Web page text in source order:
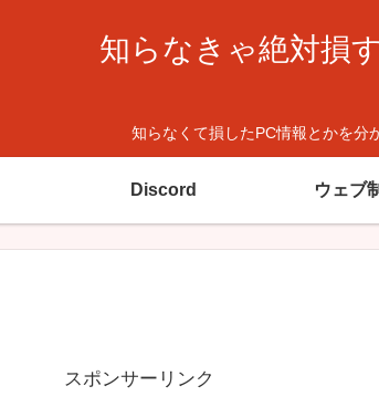
知らなきゃ絶対損
知らなくて損したPC情報とかを分
Discord ウェブ
スポンサーリンク